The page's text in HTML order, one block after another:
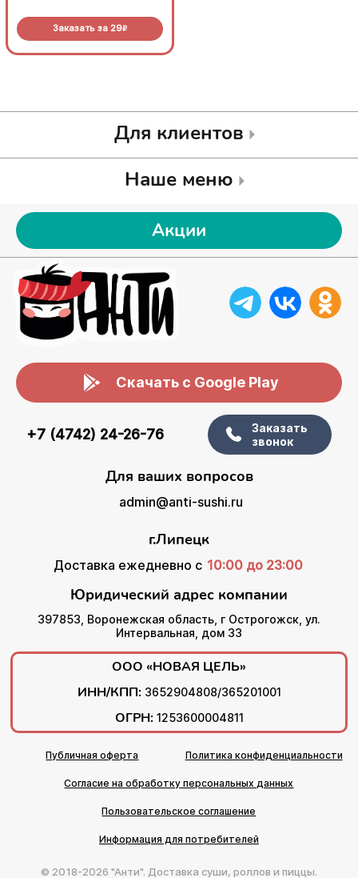
Заказать за 29R
Для клиентов
Наше меню
Акции
Скачать с Google Play
+7 (4742) 24-26-76
Заказать
звонок
Для ваших вопросов
admin@anti-sushi.ru
г.Липецк
Доставка ежедневно с 10:00 до 23:00
Юридический адрес компании
397853, Воронежская область, г Острогожск, ул.
Интервальная, дом 33
ООО «НОВАЯ ЦЕЛЬ»
ИНН/КПП: 3652904808/365201001
ОГРН: 1253600004811
Публичная оферта Политика конфиденциальности
Согласие на обработку персональных данных
Пользовательское соглашение
Информация для потребителей
© 2018-2026 "Анти". Доставка суши, роллов и пиццы.